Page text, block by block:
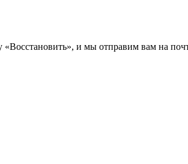
и мы отправим вам на